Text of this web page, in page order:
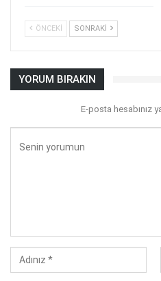
ÖNCEKI SONRAKI
YORUM BIRAKIN
E-posta hesabınız